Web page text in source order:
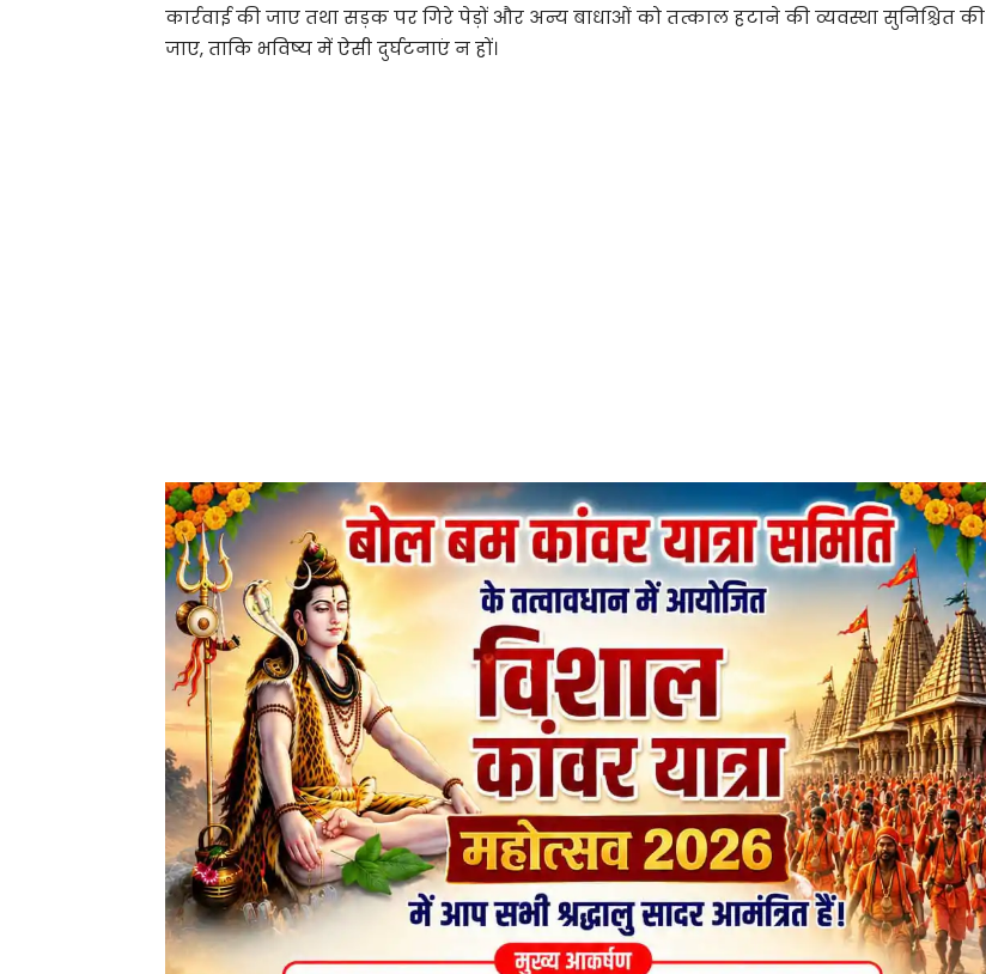
कार्रवाई की जाए तथा सड़क पर गिरे पेड़ों और अन्य बाधाओं को तत्काल हटाने की व्यवस्था सुनिश्चित की
जाए, ताकि भविष्य में ऐसी दुर्घटनाएं न हों।